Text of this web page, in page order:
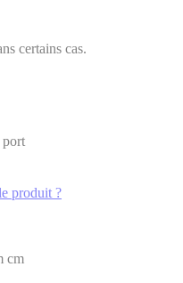
certains cas.
port
produit ?
cm